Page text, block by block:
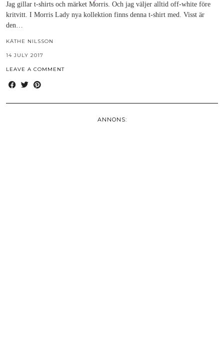
Jag gillar t-shirts och märket Morris. Och jag väljer alltid off-white före
kritvitt. I Morris Lady nya kollektion finns denna t-shirt med. Visst är
den…
KÄTHE NILSSON
14 JULY 2017
LEAVE A COMMENT
ANNONS: